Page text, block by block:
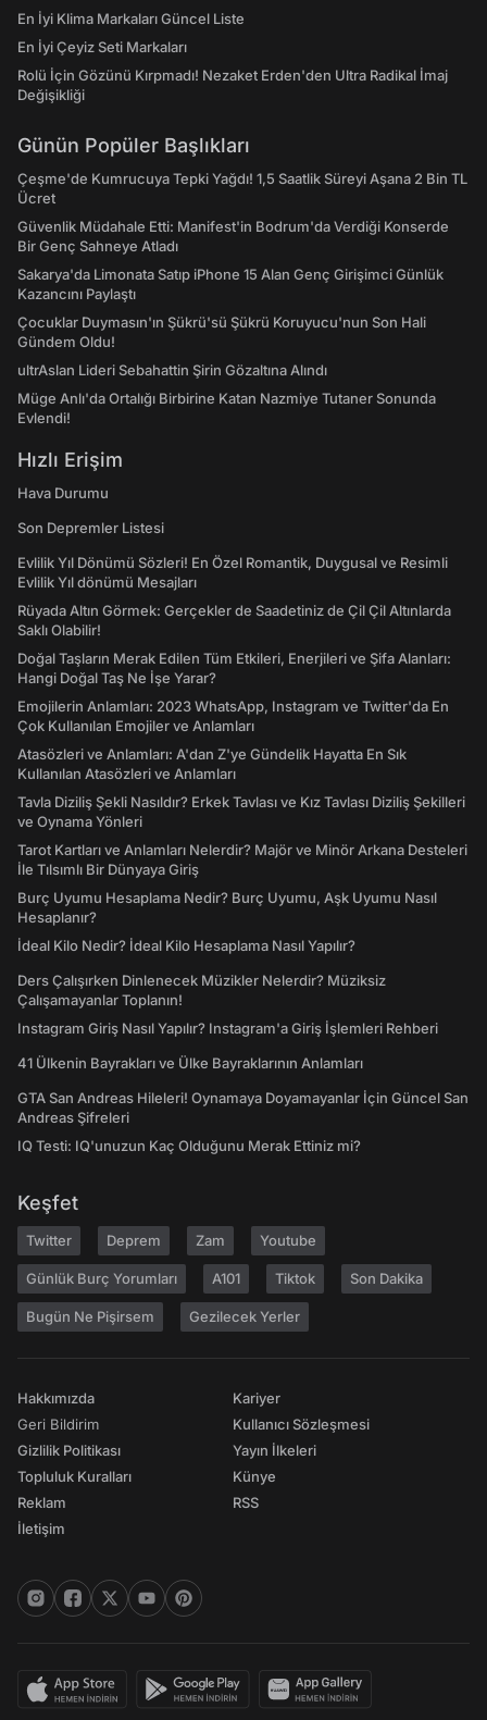
En İyi Klima Markaları Güncel Liste
En İyi Çeyiz Seti Markaları
Rolü İçin Gözünü Kırpmadı! Nezaket Erden'den Ultra Radikal İmaj
Değişikliği
Günün Popüler Başlıkları
Çeşme'de Kumrucuya Tepki Yağdı! 1,5 Saatlik Süreyi Aşana 2 Bin TL
Ücret
Güvenlik Müdahale Etti: Manifest'in Bodrum'da Verdiği Konserde
Bir Genç Sahneye Atladı
Sakarya'da Limonata Satıp iPhone 15 Alan Genç Girişimci Günlük
Kazancını Paylaştı
Çocuklar Duymasın'ın Şükrü'sü Şükrü Koruyucu'nun Son Hali
Gündem Oldu!
ultrAslan Lideri Sebahattin Şirin Gözaltına Alındı
Müge Anlı'da Ortalığı Birbirine Katan Nazmiye Tutaner Sonunda
Evlendi!
Hızlı Erişim
Hava Durumu
Son Depremler Listesi
Evlilik Yıl Dönümü Sözleri! En Özel Romantik, Duygusal ve Resimli
Evlilik Yıl dönümü Mesajları
Rüyada Altın Görmek: Gerçekler de Saadetiniz de Çil Çil Altınlarda
Saklı Olabilir!
Doğal Taşların Merak Edilen Tüm Etkileri, Enerjileri ve Şifa Alanları:
Hangi Doğal Taş Ne İşe Yarar?
Emojilerin Anlamları: 2023 WhatsApp, Instagram ve Twitter'da En
Çok Kullanılan Emojiler ve Anlamları
Atasözleri ve Anlamları: A'dan Z'ye Gündelik Hayatta En Sık
Kullanılan Atasözleri ve Anlamları
Tavla Diziliş Şekli Nasıldır? Erkek Tavlası ve Kız Tavlası Diziliş Şekilleri
ve Oynama Yönleri
Tarot Kartları ve Anlamları Nelerdir? Majör ve Minör Arkana Desteleri
İle Tılsımlı Bir Dünyaya Giriş
Burç Uyumu Hesaplama Nedir? Burç Uyumu, Aşk Uyumu Nasıl
Hesaplanır?
İdeal Kilo Nedir? İdeal Kilo Hesaplama Nasıl Yapılır?
Ders Çalışırken Dinlenecek Müzikler Nelerdir? Müziksiz
Çalışamayanlar Toplanın!
Instagram Giriş Nasıl Yapılır? Instagram'a Giriş İşlemleri Rehberi
41 Ülkenin Bayrakları ve Ülke Bayraklarının Anlamları
GTA San Andreas Hileleri! Oynamaya Doyamayanlar İçin Güncel San
Andreas Şifreleri
IQ Testi: IQ'unuzun Kaç Olduğunu Merak Ettiniz mi?
Keşfet
Twitter Deprem Zam Youtube
Günlük Burç Yorumları A101 Tiktok Son Dakika
Bugün Ne Pişirsem Gezilecek Yerler
Hakkımızda
Geri Bildirim
Gizlilik Politikası
Topluluk Kuralları
Reklam
İletişim
Kariyer
Kullanıcı Sözleşmesi
Yayın İlkeleri
Künye
RSS